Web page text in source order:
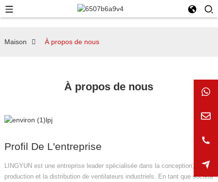
Maison À propos de nous
À propos de nous
Profil De L'entreprise
LINGYUN est une entreprise leader spécialisée dans la conception, la
production et la distribution de ventilateurs industriels. En tant que société